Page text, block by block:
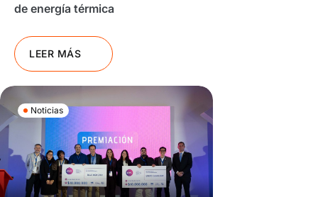
de energía térmica
LEER MÁS
Noticias